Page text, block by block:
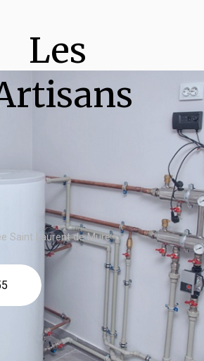
Les
Saint Laurent de Mure